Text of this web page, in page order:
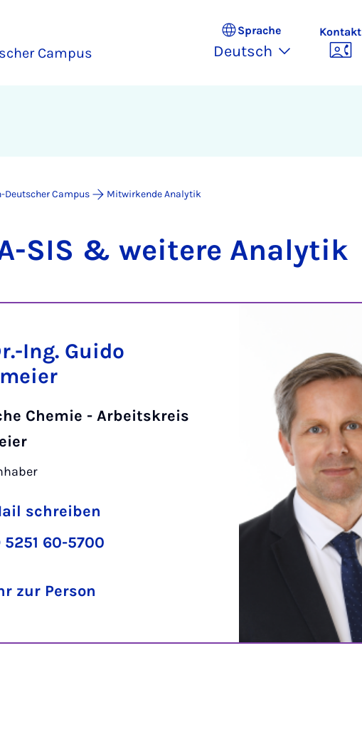
Campus
Sprache
Deutsch
Kontakt
Deutscher Campus Mitwirkende Analytik
SIS & wei­te­re Ana­ly­tik
Ing. Guido
Chemie - Arbeitskreis
schreiben
5251 60-5700
zur Person